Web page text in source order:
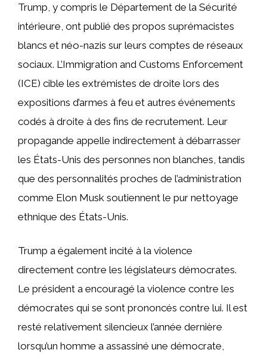
Trump, y compris le Département de la Sécurité
intérieure, ont publié des propos suprémacistes
blancs et néo-nazis sur leurs comptes de réseaux
sociaux. L’Immigration and Customs Enforcement
(ICE) cible les extrémistes de droite lors des
expositions d’armes à feu et autres événements
codés à droite à des fins de recrutement. Leur
propagande appelle indirectement à débarrasser
les États-Unis des personnes non blanches, tandis
que des personnalités proches de l’administration
comme Elon Musk soutiennent le pur nettoyage
ethnique des États-Unis.
Trump a également incité à la violence
directement contre les législateurs démocrates.
Le président a encouragé la violence contre les
démocrates qui se sont prononcés contre lui. Il est
resté relativement silencieux l’année dernière
lorsqu’un homme a assassiné une démocrate,